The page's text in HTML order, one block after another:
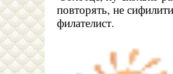
повторять, не
филателист.